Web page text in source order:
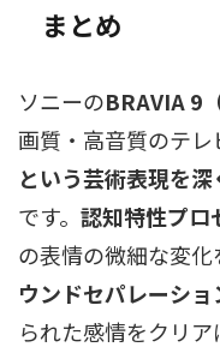
まとめ
ソニーのBRAVIA 9
画質・高音質のテレ
という芸術表現を
です。 認知特性プロ
の表情の微細な変化
ウンドセパレーショ
られた感情をクリア